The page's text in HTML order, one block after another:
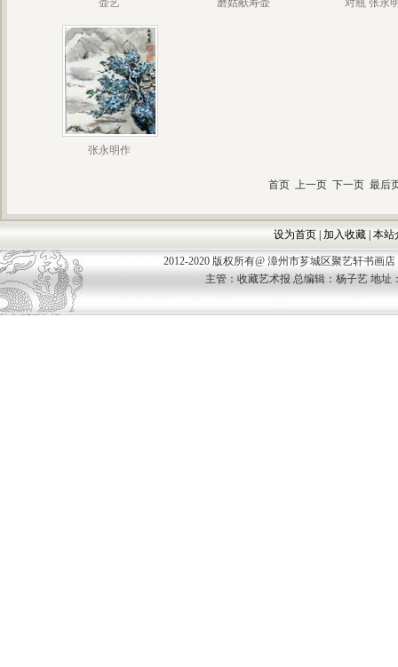
壶艺 磨姑献寿壶 对瓶 张永
张永明作
首页 上一页 下一页 最后
设为首页 加入收藏 本站
2012-2020 版权所有@ 漳州市芗城区聚艺轩书画
主管：收藏艺术报 总编辑：杨子艺 地